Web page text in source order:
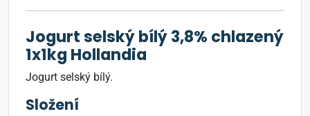
Jogurt selský bílý 3,8% chlazený
1x1kg Hollandia
Jogurt selský bílý.
Složení